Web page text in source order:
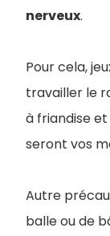
nerveux.
Pour cela,
travailler le
à friandise
seront vos
Autre
balle ou de